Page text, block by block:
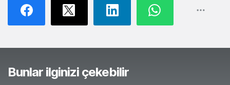
Bunlar ilginizi çekebilir